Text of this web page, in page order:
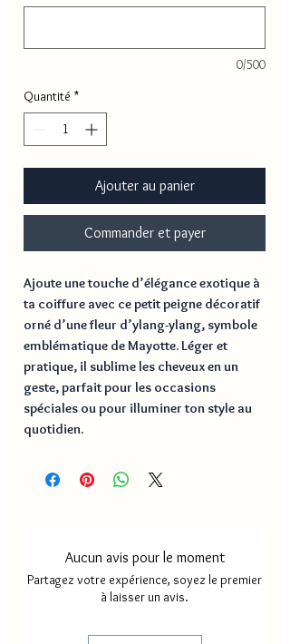
0/500
Quantité *
Ajouter au panier
Commander et payer
Ajoute une touche d’élégance exotique à
ta coiffure avec ce petit peigne décoratif
orné d’une fleur d’ylang-ylang, symbole
emblématique de Mayotte. Léger et
pratique, il sublime les cheveux en un
geste, parfait pour les occasions
spéciales ou pour illuminer ton style au
quotidien.
Aucun avis pour le moment
Partagez votre expérience, soyez le premier
à laisser un avis.